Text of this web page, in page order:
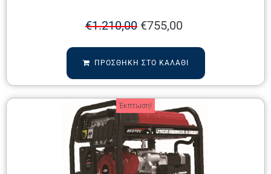
€1.210,00 €755,00
ΠΡΟΣΘΉΚΗ ΣΤΟ ΚΑΛΆΘΙ
Έκπτωση!